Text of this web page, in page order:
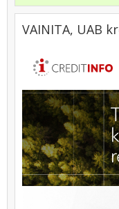
VAINITA, UAB